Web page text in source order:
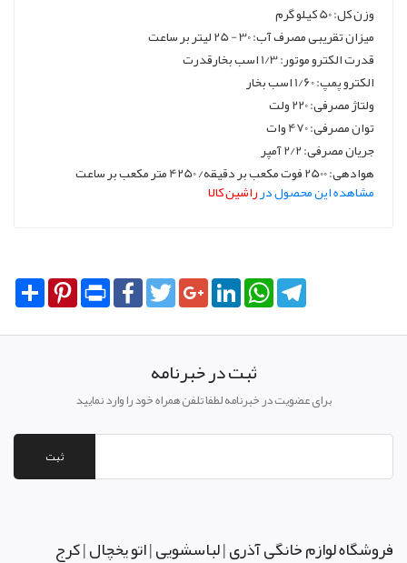
وزن کل: 50 کیلو گرم
میزان تقریبی مصرف آب: 30 - 25 لیتر بر ساعت
قدرت الکترو موتور: 1/3 اسب بخارقدرت
الکترو پمپ: 1/60 اسب بخار
ولتاژ مصرفی: 220 ولت
توان مصرفی: 470 وات
جریان مصرفی: 2/2 آمپر
هوادهی: 2500 فوت مکعب بر دقیقه/ 4250 متر مکعب بر ساعت
مشاهده این محصول درراشین کالا
Share PinterestPrint FacebookTwitterGoogle+LinkedInWhatsApp
ثبت در خبرنامه
برای عضویت در خبرنامه لطفا تلفن همراه خود را وارد نمایید
ثبت
فروشگاه لوازم خانگی آذری | لباسشویی | اتو یخچال | کرج